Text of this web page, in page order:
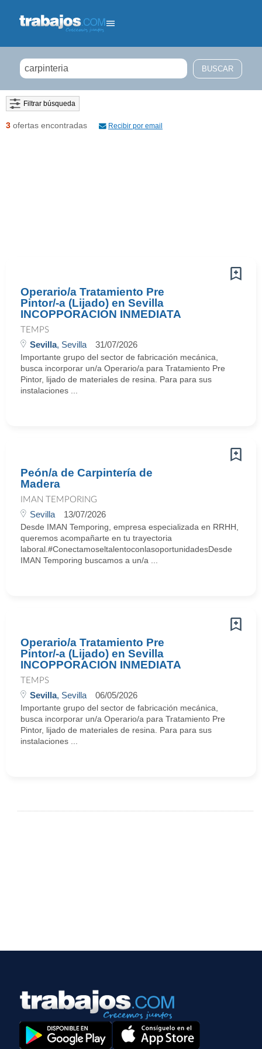
Filtrar búsqueda
3 ofertas encontradas Recibir por email
Operario/a Tratamiento Pre
Pintor/-a (Lijado) en Sevilla
INCOPPORACION INMEDIATA
TEMPS
Sevilla, Sevilla 31/07/2026
Importante grupo del sector de fabricación mecánica,
busca incorporar un/a Operario/a para Tratamiento Pre
Pintor, lijado de materiales de resina. Para para sus
instalaciones ...
Peón/a de Carpintería de
Madera
IMAN TEMPORING
Sevilla 13/07/2026
Desde IMAN Temporing, empresa especializada en RRHH,
queremos acompañarte en tu trayectoria
laboral.#ConectamoseltalentoconlasoportunidadesDesde
IMAN Temporing buscamos a un/a ...
Operario/a Tratamiento Pre
Pintor/-a (Lijado) en Sevilla
INCOPPORACION INMEDIATA
TEMPS
Sevilla, Sevilla 06/05/2026
Importante grupo del sector de fabricación mecánica,
busca incorporar un/a Operario/a para Tratamiento Pre
Pintor, lijado de materiales de resina. Para para sus
instalaciones ...